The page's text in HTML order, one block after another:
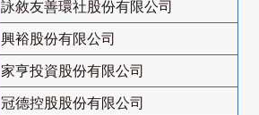
詠敘友善環社股份有限公司
興裕股份有限公司
家亨投資股份有限公司
冠德控股股份有限公司